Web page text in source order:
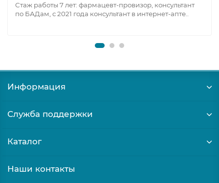
Стаж работы 7 лет: фармацевт-провизор, консультант
по БАДам, с 2021 года консультант в интернет-апте..
Информация
Служба поддержки
Каталог
Наши контакты